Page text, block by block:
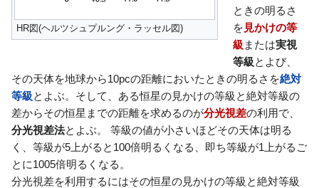
HR図(ヘルツシュプルング・ラッセル図)
ときの明るさ
を 見かけの等
級 または実視
等級とよび、
その天体を地球から10pcの距離においたときの明るさを絶対
等級とよぶ。そして、ある恒星の見かけの等級と絶対等級の
差からその恒星までの距離を求めるのが分光視差の利用で、
分光視差法とよぶ。 等級の値が小さいほどその天体は明る
く、等級が5上がると100倍明るくなる、即ち等級が1上がるご
とに1005倍明るくなる。
分光視差を利用するにはその恒星の見かけの等級と絶対等級